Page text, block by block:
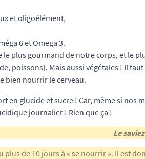
et oligoélément,
6 et Omega 3.
le plus gourmand de notre corps, et le
poissons). Mais aussi végétales ! Il
bien nourrir le cerveau.
en glucide et sucre ! Car, même si nos
journalier ! Rien que ça !
Le
plus de 10 jours à « se nourrir ». Il est